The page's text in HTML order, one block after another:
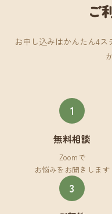
ご
お申し込みはかんたん4
1
無料相談
Zoomで
お悩みをお聞きします
3